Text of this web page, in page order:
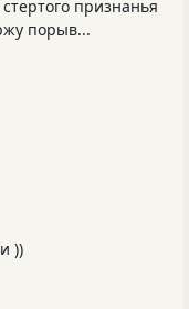
признанья
порыв...
))